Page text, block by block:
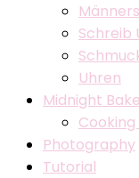
Schreib
Uhren
Midnight
Photography
Tutorial